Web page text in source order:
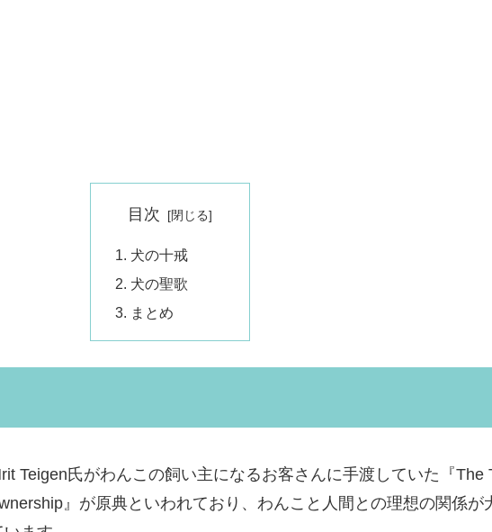
目次
犬の十戒
犬の聖歌
まとめ
Teigen氏がわんこの飼い主になるお客さんに手渡していた『The
』が原典といわれており、わんこと人間との理想の関係が